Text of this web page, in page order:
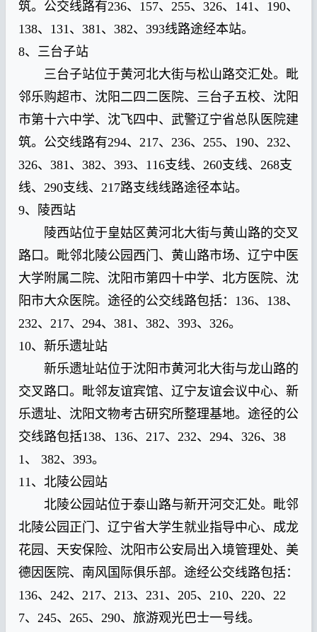
筑。公交线路有236、157、255、326、141、190、
138、131、381、382、393线路途经本站。
8、三台子站
三台子站位于黄河北大街与松山路交汇处。毗
邻乐购超市、沈阳二四二医院、三台子五校、沈阳
市第十六中学、沈飞四中、武警辽宁省总队医院建
筑。公交线路有294、217、236、255、190、232、
326、381、382、393、116支线、260支线、268支
线、290支线、217路支线线路途径本站。
9、陵西站
陵西站位于皇姑区黄河北大街与黄山路的交叉
路口。毗邻北陵公园西门、黄山路市场、辽宁中医
大学附属二院、沈阳市第四十中学、北方医院、沈
阳市大众医院。途径的公交线路包括：136、138、
232、217、294、381、382、393、326。
10、新乐遗址站
新乐遗址站位于沈阳市黄河北大街与龙山路的
交叉路口。毗邻友谊宾馆、辽宁友谊会议中心、新
乐遗址、沈阳文物考古研究所整理基地。途径的公
交线路包括138、136、217、232、294、326、38
1、 382、393。
11、北陵公园站
北陵公园站位于泰山路与新开河交汇处。毗邻
北陵公园正门、辽宁省大学生就业指导中心、成龙
花园、天安保险、沈阳市公安局出入境管理处、美
德因医院、南风国际俱乐部。途经公交线路包括：
136、242、217、213、231、205、210、220、22
7、245、265、290、旅游观光巴士一号线。